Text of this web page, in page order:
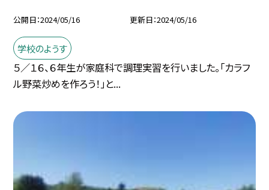
公開日 2024/05/16 更新日 2024/05/16
学校のようす
５／１６、６年生が家庭科で調理実習を行いました。「カラフ
ル野菜炒めを作ろう！」と...